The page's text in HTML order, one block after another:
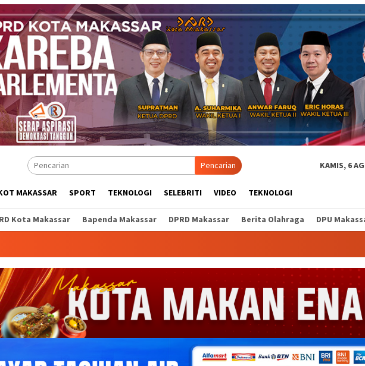
Pencarian KAMIS, 6
MAKASSAR SPORT TEKNOLOGI SELEBRITI VIDEO TEKNOLOGI
Kota Makassar Bapenda Makassar DPRD Makassar Berita Olahraga DPU